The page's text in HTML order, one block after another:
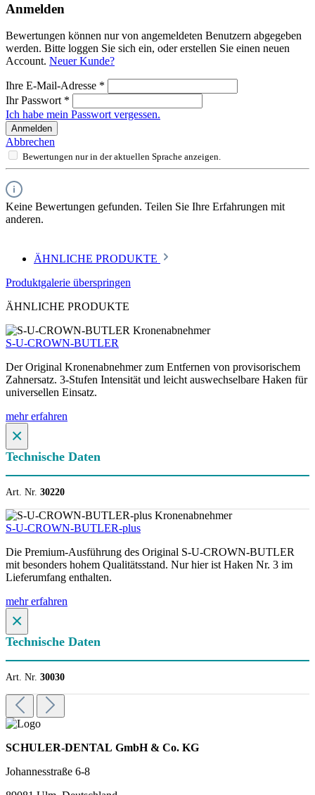
Anmelden
Bewertungen können nur von angemeldeten Benutzern abgegeben
werden. Bitte loggen Sie sich ein, oder erstellen Sie einen neuen
Account. Neuer Kunde?
Ihre E-Mail-Adresse *
Ihr Passwort *
Ich habe mein Passwort vergessen.
Anmelden
Abbrechen
Bewertungen nur in der aktuellen Sprache anzeigen.
Keine Bewertungen gefunden. Teilen Sie Ihre Erfahrungen mit
anderen.
ÄHNLICHE PRODUKTE
Produktgalerie überspringen
ÄHNLICHE PRODUKTE
S-U-CROWN-BUTLER
Der Original Kronenabnehmer zum Entfernen von provisorischem
Zahnersatz. 3-Stufen Intensität und leicht auswechselbare Haken für
universellen Einsatz.
mehr erfahren
×
Technische Daten
Art. Nr. 30220
S-U-CROWN-BUTLER-plus
Die Premium-Ausführung des Original S-U-CROWN-BUTLER
mit besonders hohem Qualitätsstand. Nur hier ist Haken Nr. 3 im
Lieferumfang enthalten.
mehr erfahren
×
Technische Daten
Art. Nr. 30030
SCHULER-DENTAL GmbH & Co. KG
Johannesstraße 6-8